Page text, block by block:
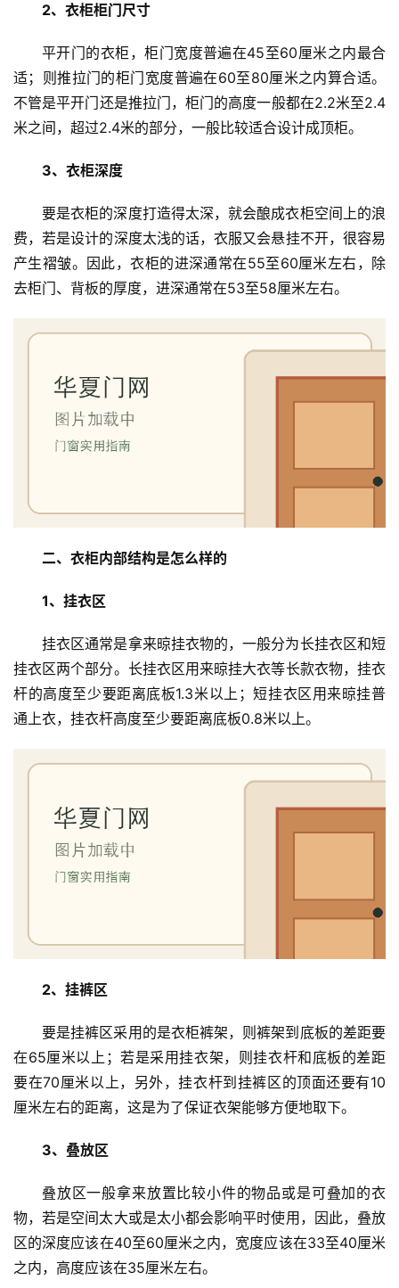
入
户
2、衣柜柜门尺寸
平开门的衣柜，柜门宽度普遍在45至60厘米之内最合
适；则推拉门的柜门宽度普遍在60至80厘米之内算合适。
不管是平开门还是推拉门，柜门的高度一般都在2.2米至2.4
米之间，超过2.4米的部分，一般比较适合设计成顶柜。
3、衣柜深度
要是衣柜的深度打造得太深，就会酿成衣柜空间上的浪
费，若是设计的深度太浅的话，衣服又会悬挂不开，很容易
产生褶皱。因此，衣柜的进深通常在55至60厘米左右，除
去柜门、背板的厚度，进深通常在53至58厘米左右。
二、衣柜内部结构是怎么样的
1、挂衣区
挂衣区通常是拿来晾挂衣物的，一般分为长挂衣区和短
挂衣区两个部分。长挂衣区用来晾挂大衣等长款衣物，挂衣
杆的高度至少要距离底板1.3米以上；短挂衣区用来晾挂普
通上衣，挂衣杆高度至少要距离底板0.8米以上。
2、挂裤区
要是挂裤区采用的是衣柜裤架，则裤架到底板的差距要
在65厘米以上；若是采用挂衣架，则挂衣杆和底板的差距
要在70厘米以上，另外，挂衣杆到挂裤区的顶面还要有10
厘米左右的距离，这是为了保证衣架能够方便地取下。
3、叠放区
叠放区一般拿来放置比较小件的物品或是可叠加的衣
物，若是空间太大或是太小都会影响平时使用，因此，叠放
区的深度应该在40至60厘米之内，宽度应该在33至40厘米
之内，高度应该在35厘米左右。